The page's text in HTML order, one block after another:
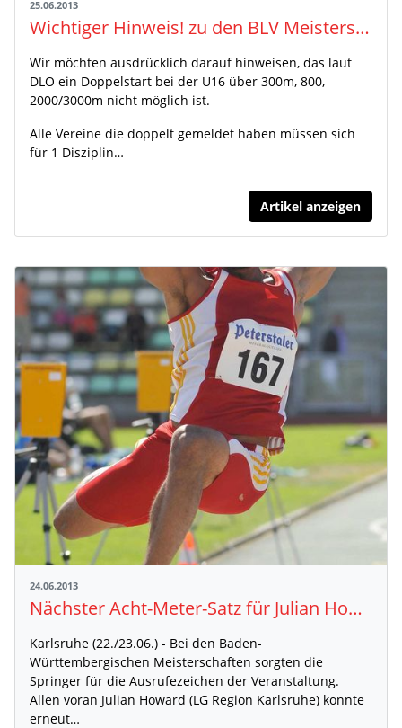
25.06.2013
Wichtiger Hinweis! zu den BLV Meisterschaften U16 in Konstanz
Wir möchten ausdrücklich darauf hinweisen, das laut
DLO ein Doppelstart bei der U16 über 300m, 800,
2000/3000m nicht möglich ist.
Alle Vereine die doppelt gemeldet haben müssen sich
für 1 Disziplin…
Artikel anzeigen
24.06.2013
Nächster Acht-Meter-Satz für Julian Howard
Karlsruhe (22./23.06.) - Bei den Baden-
Württembergischen Meisterschaften sorgten die
Springer für die Ausrufezeichen der Veranstaltung.
Allen voran Julian Howard (LG Region Karlsruhe) konnte
erneut…